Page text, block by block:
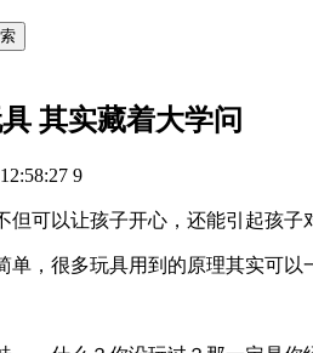
其实藏着大学问
9
可以让孩子开心，还能引起孩
单，很多玩具用到的原理其实可